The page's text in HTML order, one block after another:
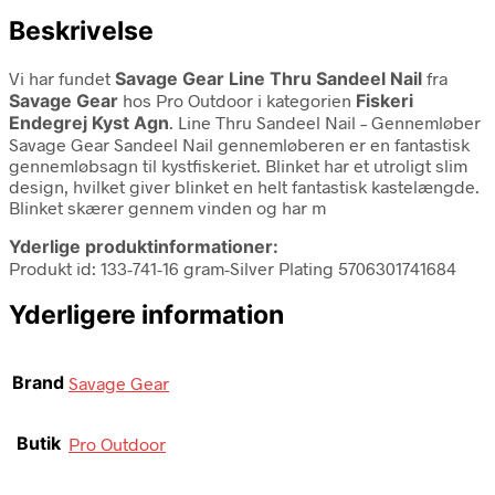
Beskrivelse
Vi har fundet Savage Gear Line Thru Sandeel Nail fra
Savage Gear hos Pro Outdoor i kategorien Fiskeri
Endegrej Kyst Agn. Line Thru Sandeel Nail – Gennemløber
Savage Gear Sandeel Nail gennemløberen er en fantastisk
gennemløbsagn til kystfiskeriet. Blinket har et utroligt slim
design, hvilket giver blinket en helt fantastisk kastelængde.
Blinket skærer gennem vinden og har m
Yderlige produktinformationer:
Produkt id: 133-741-16 gram-Silver Plating 5706301741684
Yderligere information
Brand Savage Gear
Butik Pro Outdoor